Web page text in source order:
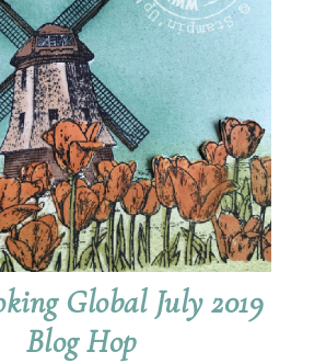
Global July 2019
Blog Hop